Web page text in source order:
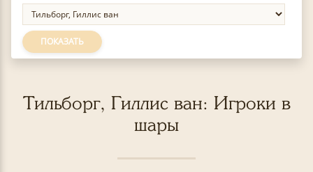
ПОКАЗАТЬ
Тильборг, Гиллис ван: Игроки в
шары